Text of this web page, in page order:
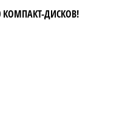
КОМПАКТ-ДИСКОВ!